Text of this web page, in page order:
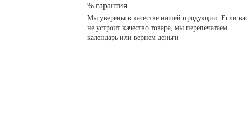
% гарантия
Мы уверены в качестве нашей продукции. Если вас
не устроит качество товара, мы перепечатаем
календарь или вернем деньги